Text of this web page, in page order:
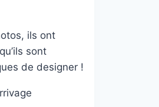
ils ont
sont
de designer !